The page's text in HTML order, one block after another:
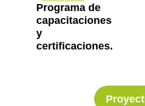
Programa de
capacitaciones
y
certificaciones.